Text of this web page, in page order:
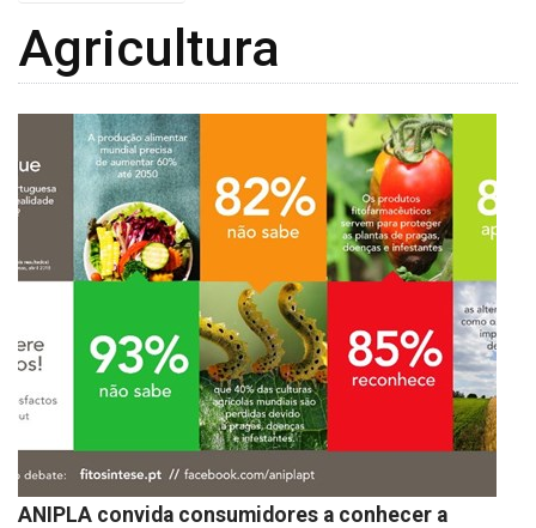
Agricultura
ANIPLA convida consumidores a conhecer a